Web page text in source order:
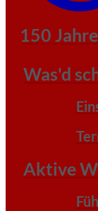
150 Jahre
Was'd
Aktive